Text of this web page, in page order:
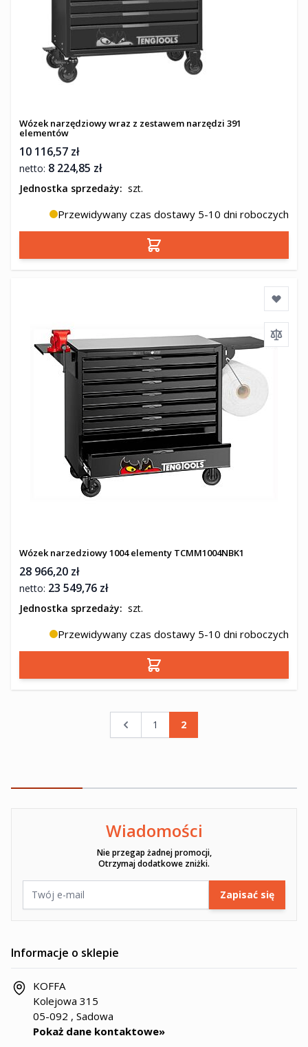
Wózek narzędziowy wraz z zestawem narzędzi 391
elementów
10 116,57 zł
8 224,85 zł
Jednostka sprzedaży: szt.
Przewidywany czas dostawy 5-10 dni roboczych
Dodaj do koszyka
Wózek narzedziowy 1004 elementy TCMM1004NBK1
28 966,20 zł
23 549,76 zł
Jednostka sprzedaży: szt.
Przewidywany czas dostawy 5-10 dni roboczych
Dodaj do koszyka
Strona
Strona Strona
1 Aktualnie czytasz stronę
2
Wiadomości
Nie przegap żadnej promocji,
Otrzymaj dodatkowe zniżki.
Zapisać się
Ten formularz jest chroniony przez reCAPTCHA -
Informacje o sklepie
KOFFA
Kolejowa 315
05-092 , Sadowa
Pokaż dane kontaktowe»